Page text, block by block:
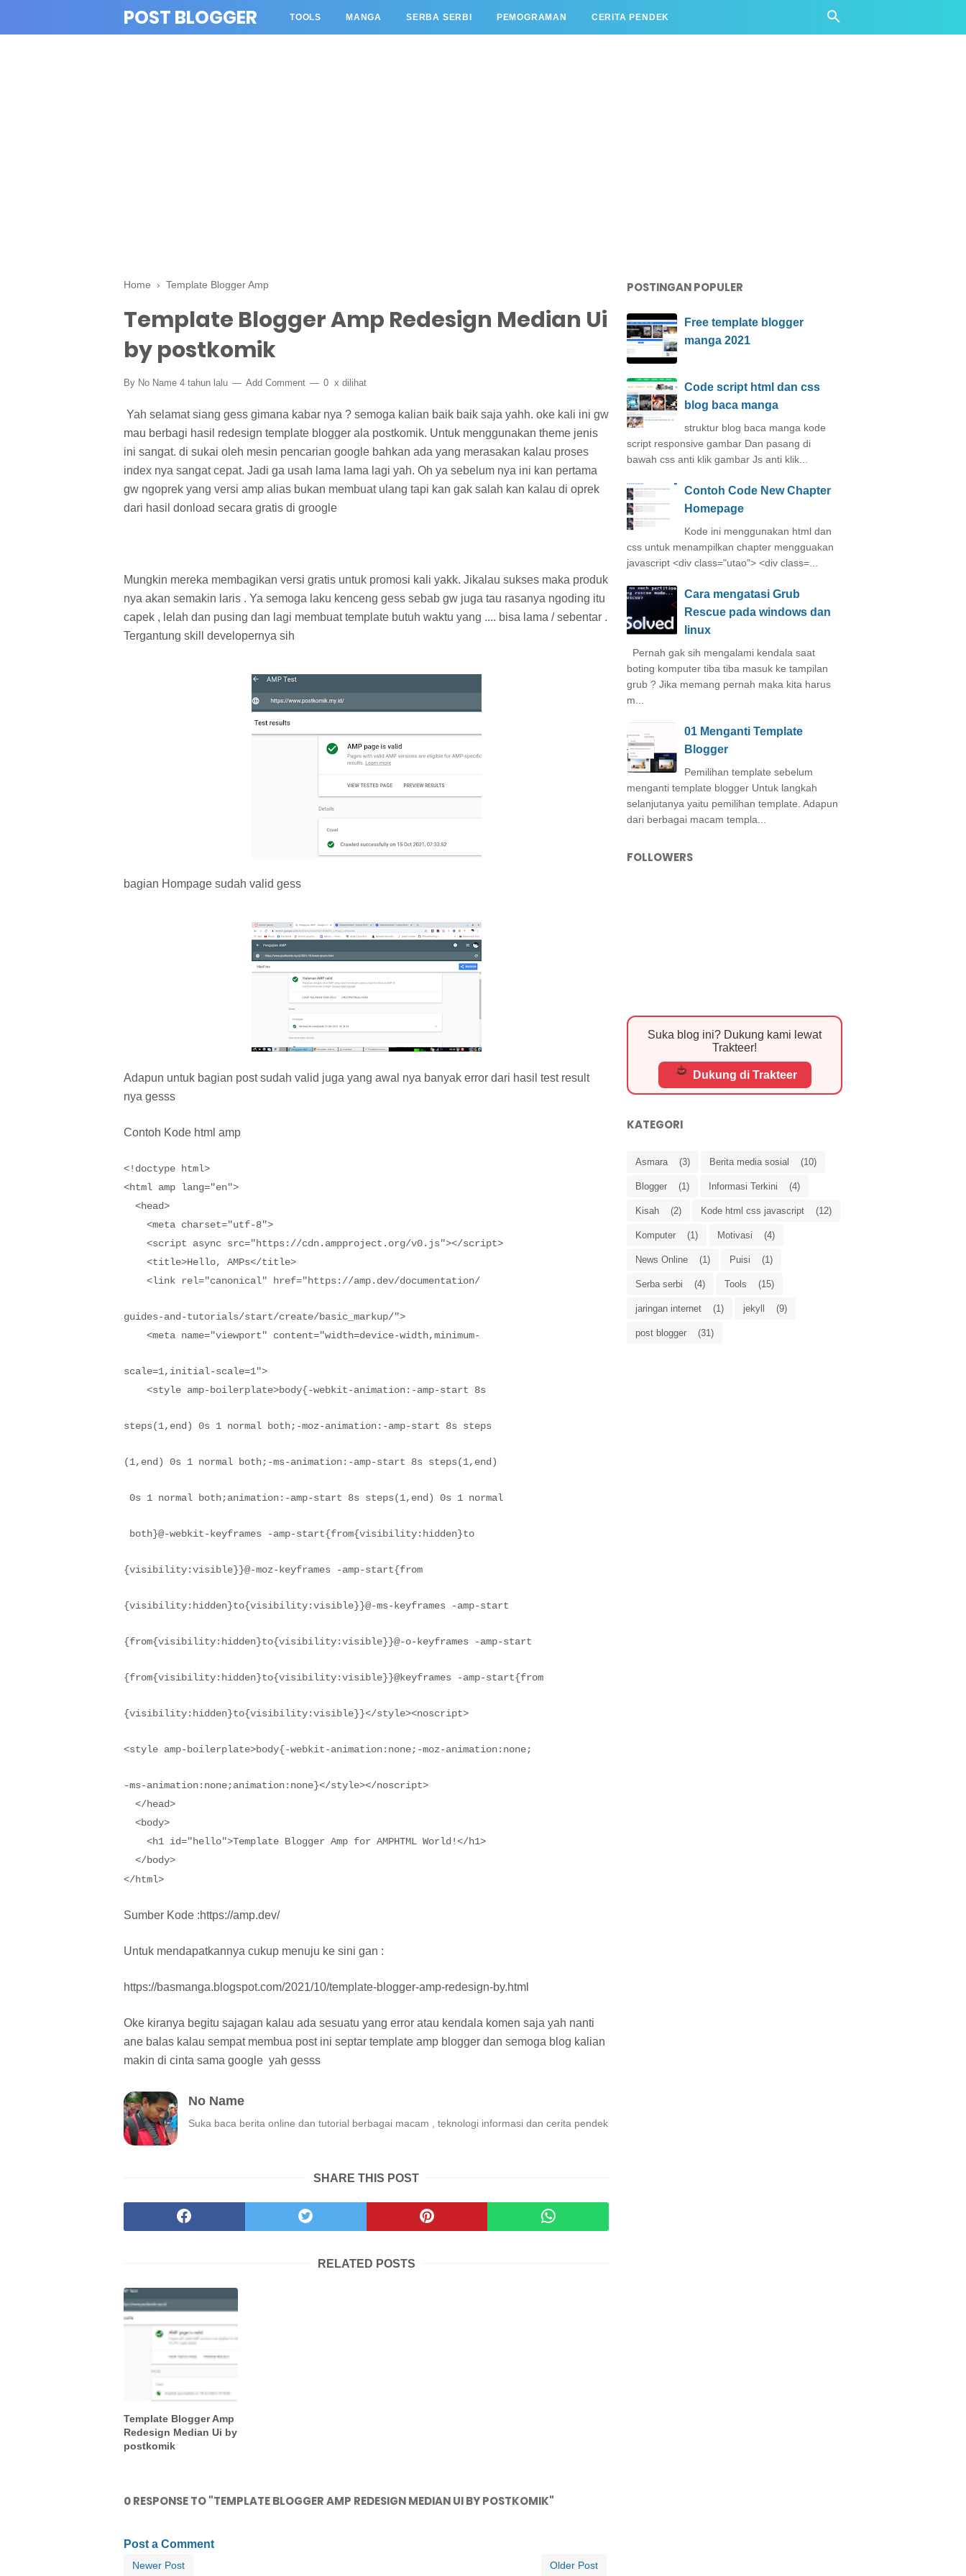
POST BLOGGER TOOLS MANGA SERBA SERBI PEMOGRAMAN CERITA PENDEK
Home › Template Blogger Amp
Template Blogger Amp Redesign Median Ui
by postkomik
By No Name 4 tahun lalu Add Comment 0 x dilihat
Yah selamat siang gess gimana kabar nya ? semoga kalian baik baik saja yahh. oke kali ini gw
mau berbagi hasil redesign template blogger ala postkomik. Untuk menggunakan theme jenis
ini sangat. di sukai oleh mesin pencarian google bahkan ada yang merasakan kalau proses
index nya sangat cepat. Jadi ga usah lama lama lagi yah. Oh ya sebelum nya ini kan pertama
gw ngoprek yang versi amp alias bukan membuat ulang tapi kan gak salah kan kalau di oprek
dari hasil donload secara gratis di groogle
Mungkin mereka membagikan versi gratis untuk promosi kali yakk. Jikalau sukses maka produk
nya akan semakin laris . Ya semoga laku kenceng gess sebab gw juga tau rasanya ngoding itu
capek , lelah dan pusing dan lagi membuat template butuh waktu yang .... bisa lama / sebentar .
Tergantung skill developernya sih
bagian Hompage sudah valid gess
Adapun untuk bagian post sudah valid juga yang awal nya banyak error dari hasil test result
nya gesss
Contoh Kode html amp
<!doctype html>
<html amp lang="en">
  <head>
    <meta charset="utf-8">
    <script async src="https://cdn.ampproject.org/v0.js"></script>
    <title>Hello, AMPs</title>
    <link rel="canonical" href="https://amp.dev/documentation/
guides-and-tutorials/start/create/basic_markup/">
    <meta name="viewport" content="width=device-width,minimum-
scale=1,initial-scale=1">
    <style amp-boilerplate>body{-webkit-animation:-amp-start 8s
steps(1,end) 0s 1 normal both;-moz-animation:-amp-start 8s steps
(1,end) 0s 1 normal both;-ms-animation:-amp-start 8s steps(1,end)
0s 1 normal both;animation:-amp-start 8s steps(1,end) 0s 1 normal
both}@-webkit-keyframes -amp-start{from{visibility:hidden}to
{visibility:visible}}@-moz-keyframes -amp-start{from
{visibility:hidden}to{visibility:visible}}@-ms-keyframes -amp-start
{from{visibility:hidden}to{visibility:visible}}@-o-keyframes -amp-start
{from{visibility:hidden}to{visibility:visible}}@keyframes -amp-start{from
{visibility:hidden}to{visibility:visible}}</style><noscript>
<style amp-boilerplate>body{-webkit-animation:none;-moz-animation:none;
-ms-animation:none;animation:none}</style></noscript>
  </head>
  <body>
    <h1 id="hello">Template Blogger Amp for AMPHTML World!</h1>
  </body>
</html>
Sumber Kode :https://amp.dev/
Untuk mendapatkannya cukup menuju ke sini gan :
https://basmanga.blogspot.com/2021/10/template-blogger-amp-redesign-by.html
Oke kiranya begitu sajagan kalau ada sesuatu yang error atau kendala komen saja yah nanti
ane balas kalau sempat membua post ini septar template amp blogger dan semoga blog kalian
makin di cinta sama google yah gesss
No Name
Suka baca berita online dan tutorial berbagai macam , teknologi informasi dan cerita pendek
SHARE THIS POST
RELATED POSTS
Template Blogger Amp
Redesign Median Ui by
postkomik
0 RESPONSE TO "TEMPLATE BLOGGER AMP REDESIGN MEDIAN UI BY POSTKOMIK"
Post a Comment
Newer Post Older Post
POSTINGAN POPULER
Free template blogger
manga 2021
Code script html dan css
blog baca manga
struktur blog baca manga kode
script responsive gambar Dan pasang di
bawah css anti klik gambar Js anti klik...
Contoh Code New Chapter
Homepage
Kode ini menggunakan html dan
css untuk menampilkan chapter mengguakan
javascript <div class="utao"> <div class=...
Cara mengatasi Grub
Rescue pada windows dan
linux
Pernah gak sih mengalami kendala saat
boting komputer tiba tiba masuk ke tampilan
grub ? Jika memang pernah maka kita harus
m...
01 Menganti Template
Blogger
Pemilihan template sebelum
menganti template blogger Untuk langkah
selanjutanya yaitu pemilihan template. Adapun
dari berbagai macam templa...
FOLLOWERS
Suka blog ini? Dukung kami lewat
Trakteer!
Dukung di Trakteer
KATEGORI
Asmara (3) Berita media sosial (10)
Blogger (1) Informasi Terkini (4)
Kisah (2) Kode html css javascript (12)
Komputer (1) Motivasi (4)
News Online (1) Puisi (1)
Serba serbi (4) Tools (15)
jaringan internet (1) jekyll (9)
post blogger (31)